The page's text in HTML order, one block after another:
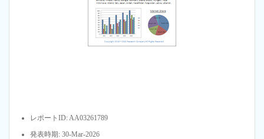
レポートID: AA03261789
発表時期: 30-Mar-2026